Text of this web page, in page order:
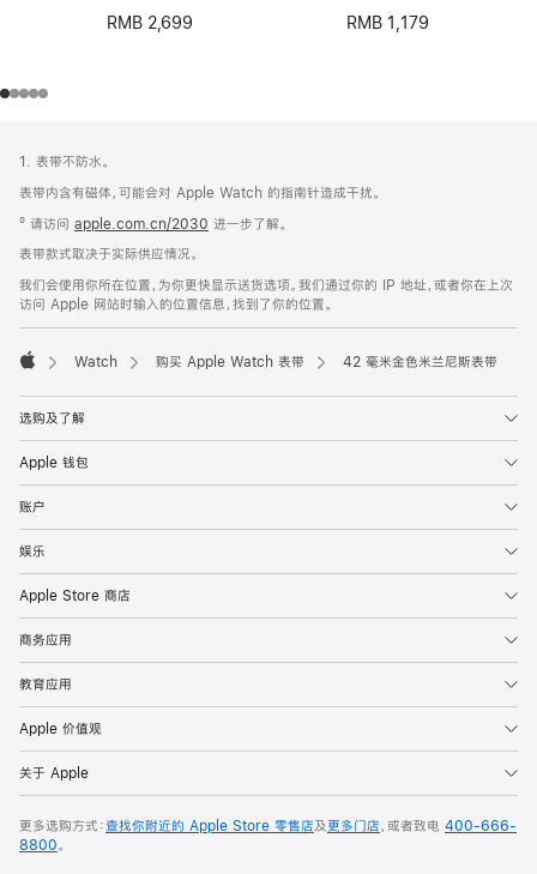
RMB 2,699 RMB 1,179
页
脚
注
1. 表带不防水。
表带内含有磁体，可能会对 Apple Watch 的指南针造成干扰。
º 请访问 apple.com.cn/2030 进一步了解。
表带款式取决于实际供应情况。
我们会使用你所在位置，为你更快显示送货选项。我们通过你的 IP 地址，或者你在上次
访问 Apple 网站时输入的位置信息，找到了你的位置。
Watch 购买 Apple Watch 表带 42 毫米金色米兰尼斯表带
选购及了解
Apple 钱包
账户
娱乐
Apple Store 商店
商务应用
教育应用
Apple 价值观
关于 Apple
更多选购方式：查找你附近的 Apple Store 零售店及更多门店，或者致电 400-666-
8800。